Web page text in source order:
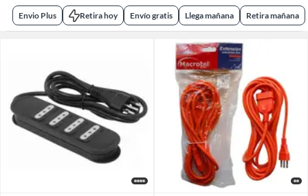
Envio Plus Retira hoy Envío gratis Llega mañana Retira mañana